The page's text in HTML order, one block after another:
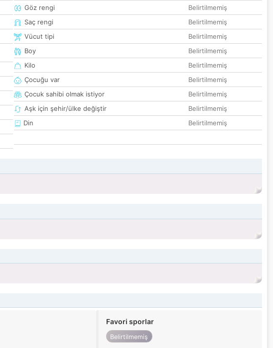
Göz rengi
Belirtilmemiş
Saç rengi
Belirtilmemiş
Vücut tipi
Belirtilmemiş
Boy
Belirtilmemiş
Kilo
Belirtilmemiş
Çocuğu var
Belirtilmemiş
Çocuk sahibi olmak istiyor
Belirtilmemiş
Aşk için şehir/ülke değiştir
Belirtilmemiş
Din
Belirtilmemiş
Favori sporlar
Belirtilmemiş